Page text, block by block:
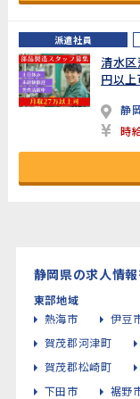
派遣社員
清水区
円以
静
時
静岡県の求人情報
東部地域
熱海市
伊豆
賀茂郡河津町
賀茂郡松崎町
下田市
裾野